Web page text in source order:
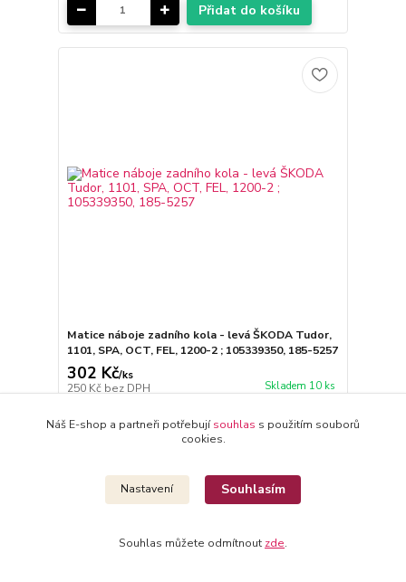
Přidat do košíku
Matice náboje zadního kola - levá ŠKODA Tudor,
1101, SPA, OCT, FEL, 1200-2 ; 105339350, 185-5257
302 Kč/ks
250 Kč bez DPH Skladem 10 ks
Přidat do košíku
Náš E-shop a partneři potřebujísouhlas s použitím souborů
cookies.
Nastavení Souhlasím
Souhlas můžete odmítnout zde.